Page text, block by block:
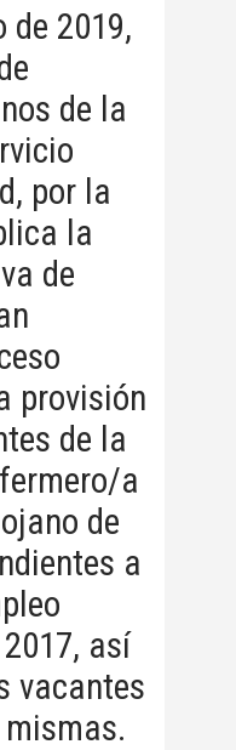
de 2019,
de la
por la
la
de
provisión
de la
a
de
a
así
vacantes